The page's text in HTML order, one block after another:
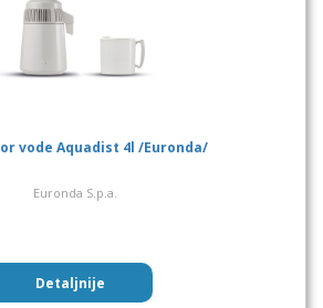
vode Aquadist 4l /Euronda/
Euronda S.p.a.
Detaljnije